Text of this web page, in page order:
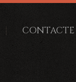
CONTACTE